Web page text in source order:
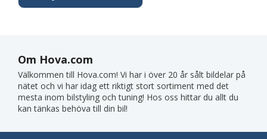
Om Hova.com
Välkommen till Hova.com! Vi har i över 20 år sålt bildelar på
nätet och vi har idag ett riktigt stort sortiment med det
mesta inom bilstyling och tuning! Hos oss hittar du allt du
kan tänkas behöva till din bil!